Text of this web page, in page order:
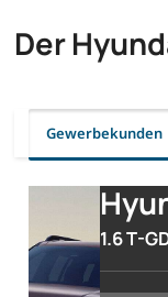
Der
Gewerbekunden
1.6 T-